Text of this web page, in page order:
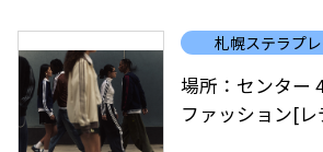
スタイルが感じられる世界観を演出
販売する商品は、UGG®を代表する
ラシックブーツを始め、人気急上昇
サンダル、ソックスやハットなどの
札幌ステラプ
場所：センター
ファッション[